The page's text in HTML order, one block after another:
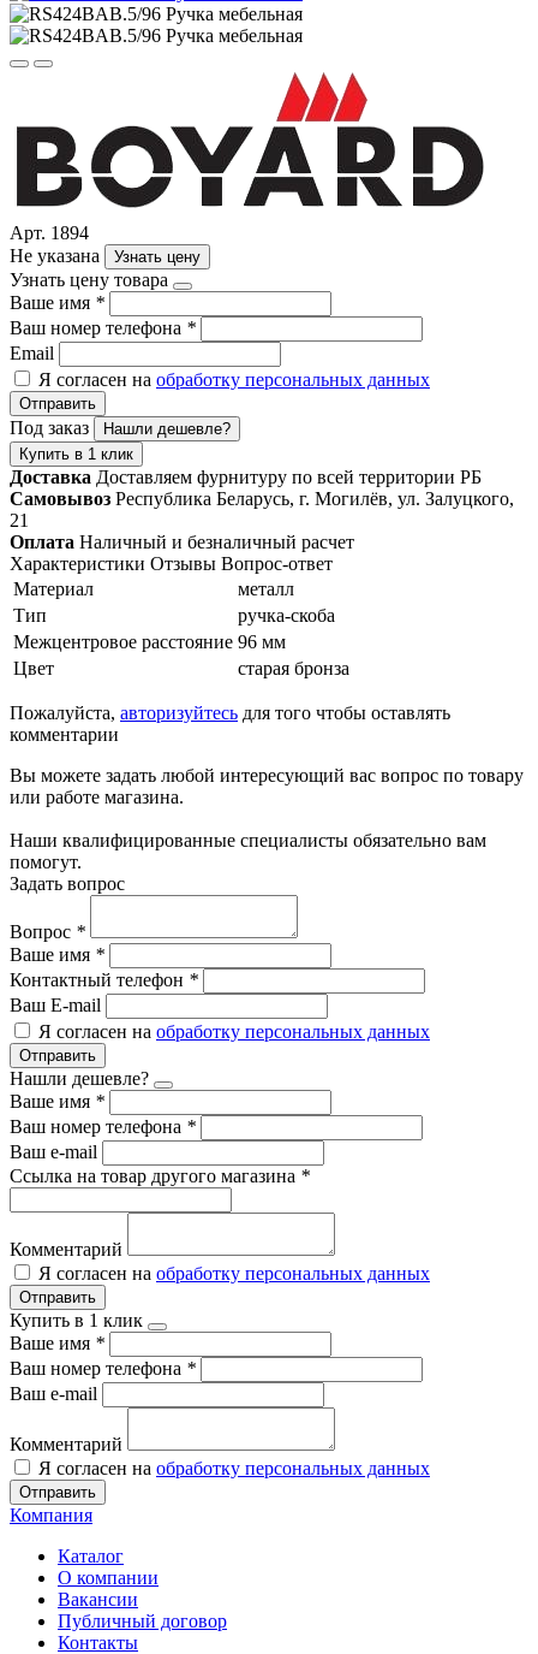
Арт. 1894
Не указана
Узнать цену
Узнать цену товара
Ваше имя *
Ваш номер телефона *
Email
Я согласен на обработку персональных данных
Отправить
Под заказ
Нашли дешевле?
Купить в 1 клик
Доставка Доставляем фурнитуру по всей территории РБ
Самовывоз Республика Беларусь, г. Могилёв, ул. Залуцкого,
21
Оплата Наличный и безналичный расчет
Характеристики Отзывы Вопрос-ответ
Материал
металл
Тип
ручка-скоба
Межцентровое расстояние 96 мм
Цвет
старая бронза
Пожалуйста, авторизуйтесь для того чтобы оставлять
комментарии
Вы можете задать любой интересующий вас вопрос по товару
или работе магазина.
Наши квалифицированные специалисты обязательно вам
помогут.
Задать вопрос
Вопрос *
Ваше имя *
Контактный телефон *
Ваш E-mail
Я согласен на обработку персональных данных
Отправить
Нашли дешевле?
Ваше имя *
Ваш номер телефона *
Ваш e-mail
Ссылка на товар другого магазина *
Комментарий
Я согласен на обработку персональных данных
Отправить
Купить в 1 клик
Ваше имя *
Ваш номер телефона *
Ваш e-mail
Комментарий
Я согласен на обработку персональных данных
Отправить
Компания
Каталог
О компании
Вакансии
Публичный договор
Контакты